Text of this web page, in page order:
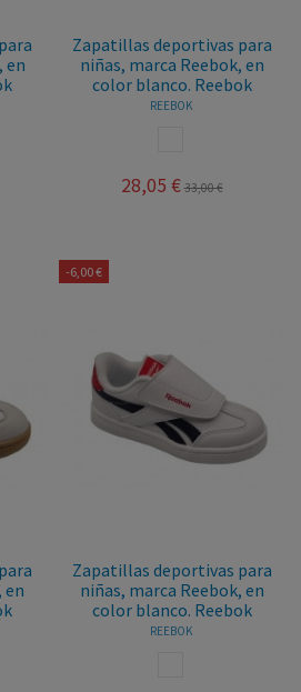
en
Zapatillas deportivas para
niñas, marca Reebok, en
color blanco. Reebok
REEBOK
28,05 € 33,00 €
en
-6,00 €
Zapatillas deportivas para
niñas, marca Reebok, en
color blanco. Reebok
REEBOK